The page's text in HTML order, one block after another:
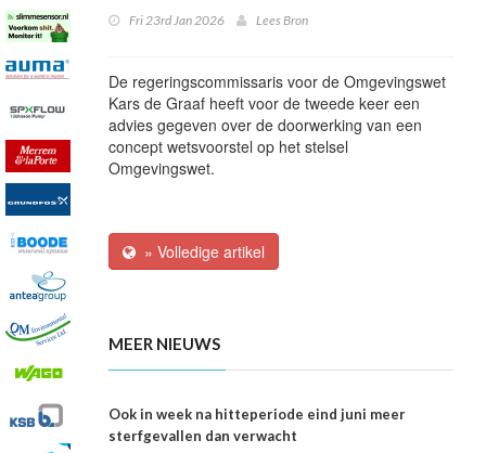
Fri 23rd Jan 2026 Lees Bron
De regeringscommissaris voor de Omgevingswet
Kars de Graaf heeft voor de tweede keer een
advies gegeven over de doorwerking van een
concept wetsvoorstel op het stelsel
Omgevingswet.
» Volledige artikel
MEER NIEUWS
Ook in week na hitteperiode eind juni meer
sterfgevallen dan verwacht